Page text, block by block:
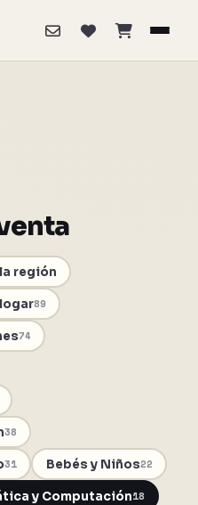
región
89
74
38
31 Bebés y Niños22
y Computación18